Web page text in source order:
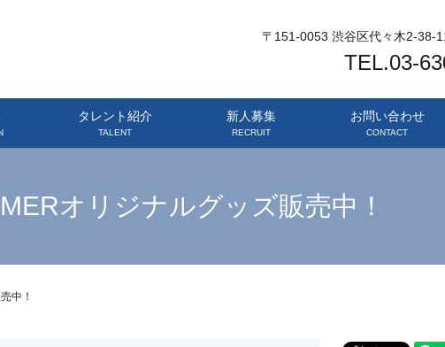
〒151-0053 渋谷区代々木2-38-
TEL.03-
タレント紹介
TALENT
新人募集
RECRUIT
お問い合わせ
CONTACT
オリジナルグッズ販売中！
中！